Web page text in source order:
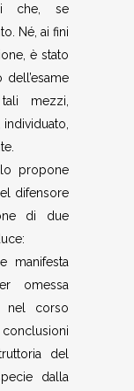
che, se
Né, ai fini
è stato
mezzi,
propone
difensore
di due
manifesta
omessa
nel corso
conclusioni
del
dalla